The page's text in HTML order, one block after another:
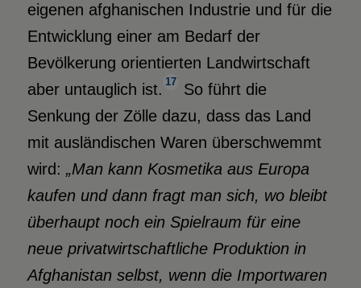
eigenen afghanischen Industrie und für die
Entwicklung einer am Bedarf der
Bevölkerung orientierten Landwirtschaft
aber untauglich ist. 17
So führt die
Senkung der Zölle dazu, dass das Land
mit ausländischen Waren überschwemmt
wird: „Man kann Kosmetika aus Europa
kaufen und dann fragt man sich, wo bleibt
überhaupt noch ein Spielraum für eine
neue privatwirtschaftliche Produktion in
Afghanistan selbst, wenn die Importwaren